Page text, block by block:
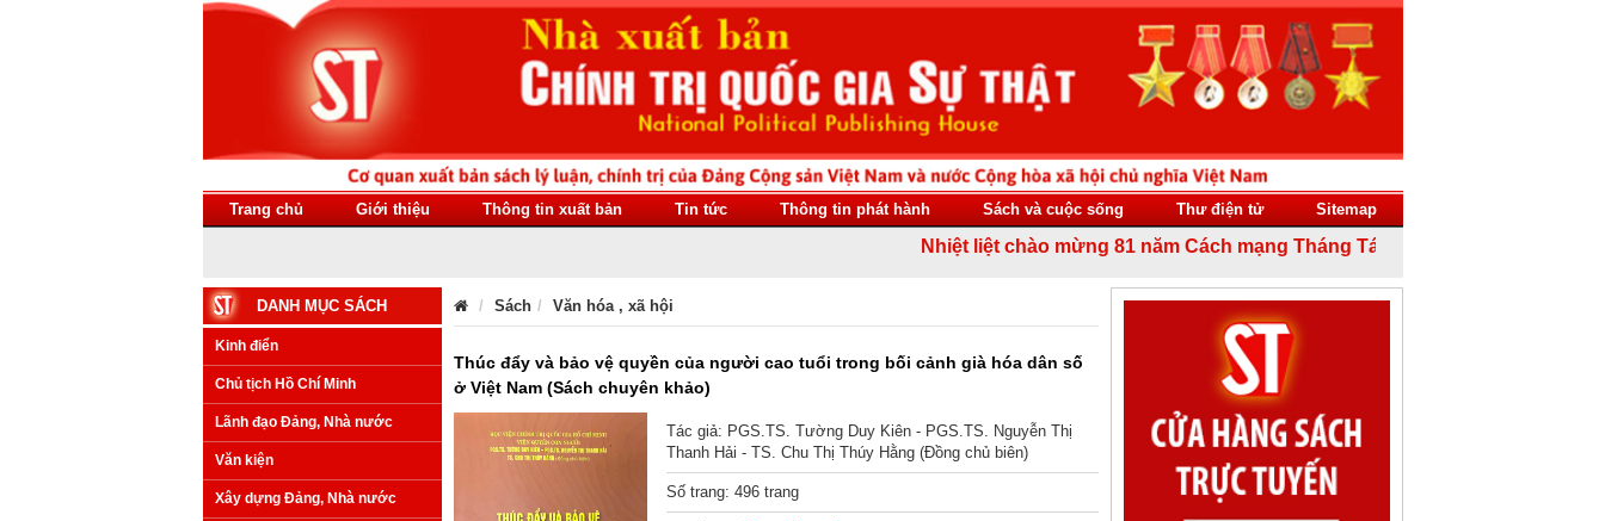
Trang chủ Giới thiệu Thông tin xuất bản Tin tức Thông tin phát hành Sách và cuộc sống Thư điện tử Sitemap
Nhiệt liệt chào mừng 81 năm Cách mạng Tháng Tám thành công (19/8/1945 -
DANH MỤC SÁCH
Kinh điển
Chủ tịch Hồ Chí Minh
Lãnh đạo Đảng, Nhà nước
Văn kiện
Xây dựng Đảng, Nhà nước
Sách Văn hóa , xã hội
Thúc đẩy và bảo vệ quyền của người cao tuổi trong bối cảnh già hóa dân số
ở Việt Nam (Sách chuyên khảo)
Tác giả: PGS.TS. Tường Duy Kiên - PGS.TS. Nguyễn Thị
Thanh Hải - TS. Chu Thị Thúy Hằng (Đồng chủ biên)
Số trang: 496 trang